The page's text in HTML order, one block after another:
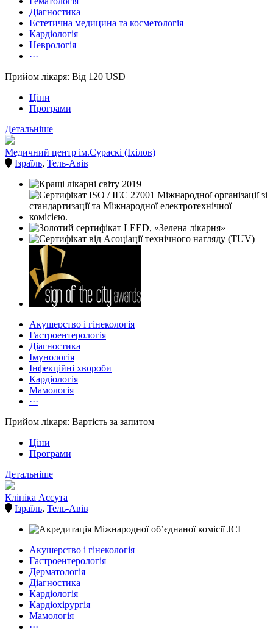
Діагностика
Естетична медицина та косметологія
Кардіологія
Неврологія
···
Прийом лікаря: Від 120 USD
Ціни
Програми
Детальніше
Медичний центр ім.Сураскі (Іхілов)
Ізраїль, Тель-Авів
Акушерство і гінекологія
Гастроентерологія
Діагностика
Імунологія
Інфекційні хвороби
Кардіологія
Мамологія
···
Прийом лікаря: Вартість за запитом
Ціни
Програми
Детальніше
Клініка Ассута
Ізраїль, Тель-Авів
Акушерство і гінекологія
Гастроентерологія
Дерматологія
Діагностика
Кардіологія
Кардіохірургія
Мамологія
···